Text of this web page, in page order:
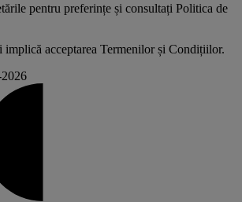
pentru preferințe și consultați Politica de
acceptarea Termenilor și Condițiilor.